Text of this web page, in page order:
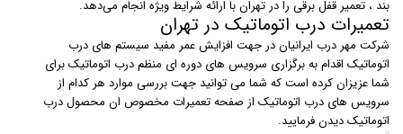
بند ، تعمیر قفل برقی را در تهران با ارائه شرایط ویژه انجام می‌دهد.
تعمیرات درب اتوماتیک در تهران
شرکت مهر درب ایرانیان در جهت افزایش عمر مفید سیستم های درب
اتوماتیک اقدام به برگزاری سرویس های دوره ای منظم درب اتوماتیک برای
شما عزیزان کرده است که شما می توانید جهت بررسی موارد هر کدام از
سرویس های درب اتوماتیک از صفحه تعمیرات مخصوص ان محصول درب
اتوماتیک دیدن فرمایید.